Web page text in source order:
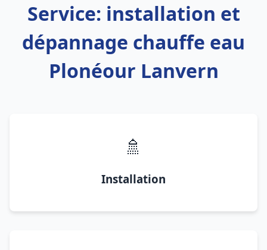
Service: installation et
dépannage chauffe eau
Plonéour Lanvern
🚿
Installation